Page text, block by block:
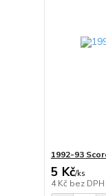
1992-93
5 Kč/ks
4 Kč bez DPH